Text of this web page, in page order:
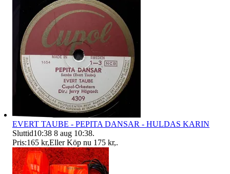
EVERT TAUBE - PEPITA DANSAR - HULDAS KARIN
Sluttid10:38 8 aug 10:38.
Pris:165 kr,Eller Köp nu 175 kr,.